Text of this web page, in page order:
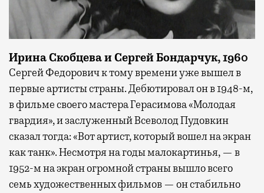
Ирина Скобцева и Сергей Бондарчук, 1960
Сергей Федорович к тому времени уже вышел в
первые артисты страны. Дебютировал он в 1948-м,
в фильме своего мастера Герасимова «Молодая
гвардия», и заслуженный Всеволод Пудовкин
сказал тогда: «Вот артист, который вошел на экран
как танк». Несмотря на годы малокартинья, — в
1952-м на экран огромной страны вышло всего
семь художественных фильмов — он стабильно